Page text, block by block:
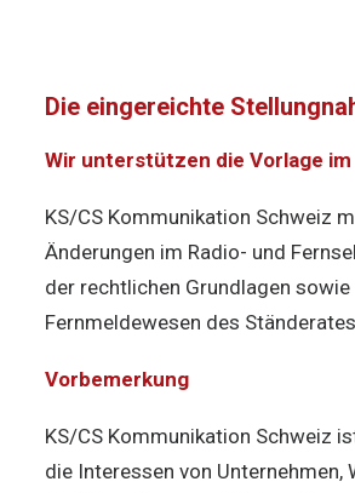
Die eingereichte
Wir unterstützen die Vorlage
KS/CS Kommunikation Schweiz
Änderungen im Radio- und
der rechtlichen Grundlagen
Fernmeldewesen des
Vorbemerkung
KS/CS Kommunikation Schweiz
die Interessen von